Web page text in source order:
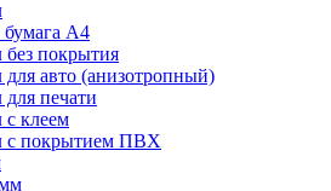
А4
покрытия
авто (анизотропный)
печати
клеем
с покрытием ПВХ